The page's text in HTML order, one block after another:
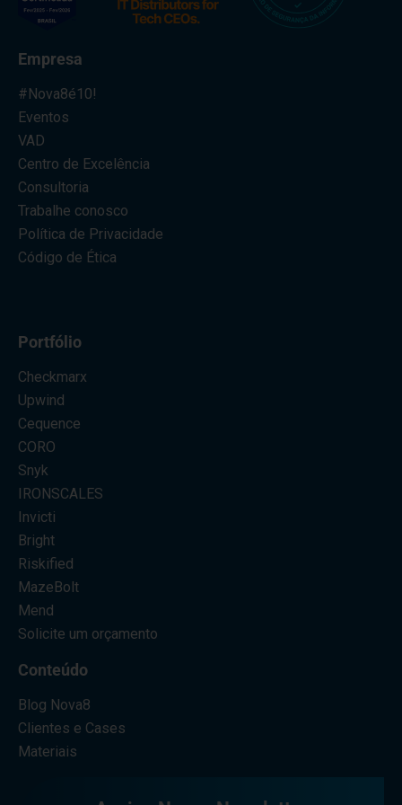
Empresa
#Nova8é10!
Eventos
VAD
Centro de Excelência
Consultoria
Trabalhe conosco
Política de Privacidade
Código de Ética
Portfólio
Checkmarx
Upwind
Cequence
CORO
Snyk
IRONSCALES
Invicti
Bright
Riskified
MazeBolt
Mend
Solicite um orçamento
Conteúdo
Blog Nova8
Clientes e Cases
Materiais